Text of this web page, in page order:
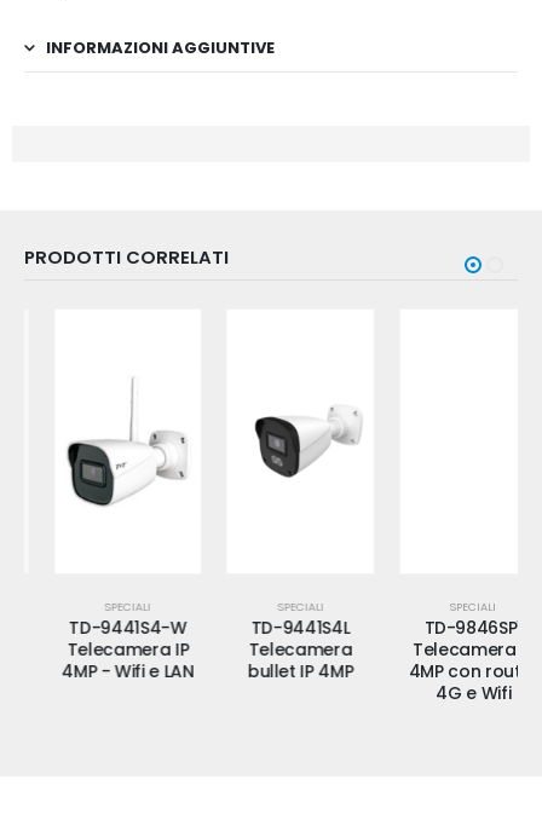
INFORMAZIONI AGGIUNTIVE
PRODOTTI CORRELATI
SPECIALI
TD-9441S4-W
Telecamera IP
4MP - Wifi e LAN
SPECIALI
TD-9441S4L
Telecamera
bullet IP 4MP
SPECIALI
TD-9846SP1
Telecamera IP
4MP con router
4G e Wifi